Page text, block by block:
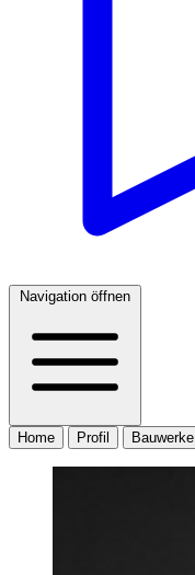
Navigation öffnen
Home Profil Bauwerke